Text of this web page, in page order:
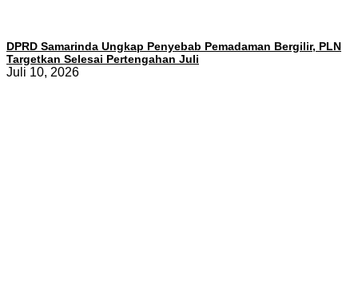
DPRD Samarinda Ungkap Penyebab Pemadaman Bergilir, PLN
Targetkan Selesai Pertengahan Juli
Juli 10, 2026